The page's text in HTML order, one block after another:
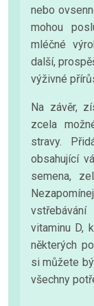
nebo
mohou
mléčné
další,
výživné
Na závěr,
zcela
stravy.
obsahující
semena,
vitaminu D,
některých
si můžete
všechny